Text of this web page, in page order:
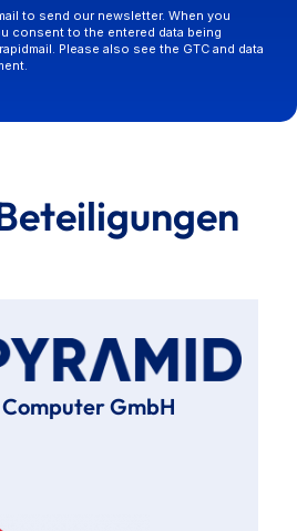
to send our newsletter. When you
consent to the entered data being
Please also see the GTC and data
GmbH